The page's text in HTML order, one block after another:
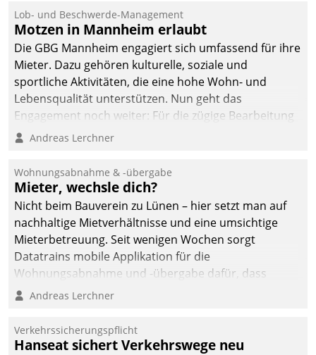
Ressort Kapitalanlage für
künftige Aufgaben und
Herausforderungen
gerüstet.
Lob- und Beschwerde-Management
Motzen in Mannheim erlaubt
Die GBG Mannheim engagiert sich umfassend für ihre
Mieter. Dazu gehören kulturelle, soziale und
sportliche Aktivitäten, die eine hohe Wohn- und
Lebensqualität unterstützen. Nun geht das
Engagement noch weiter: Für die zügige Bearbeitung
von Beschwerden – oder Lob – richtet das
und Beschwerde-Management einen eigenen Kanal
ein.
Andreas Lerchner
Wohnungsabnahme & -übergabe
Mieter, wechsle dich?
Nicht beim Bauverein zu Lünen – hier setzt man auf
nachhaltige Mietverhältnisse und eine umsichtige
Mieterbetreuung. Seit wenigen Wochen sorgt
Datatrains mobile Applikation für die
Wohnungsabnahme und -übergabe dafür, dass
Mieter wohlgeordnet kommen und, so es sein muss,
Andreas Lerchner
Verkehrssicherungspflicht
Hanseat sichert Verkehrswege neu